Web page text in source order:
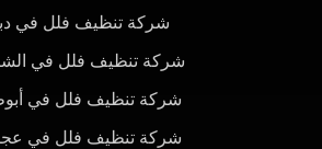
شركة تنظيف فلل في
شركة تنظيف فلل في
شركة تنظيف فلل في
شركة تنظيف فلل في